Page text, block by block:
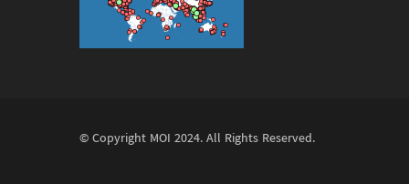
© Copyright MOI 2024. All Rights Reserved.